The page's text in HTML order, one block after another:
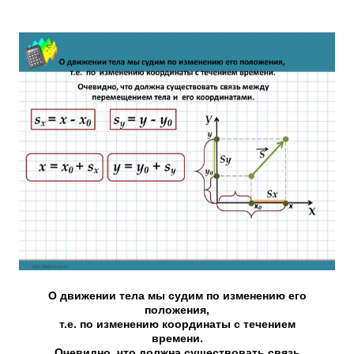
О движении тела мы судим по изменению его
положения,
т.е. по изменению координаты с течением
времени.